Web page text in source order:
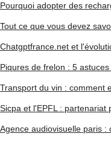
Pourquoi adopter des
Tout ce que vous devez
Chatgptfrance.net et
Piqures de frelon : 5
Transport du vin : comment
Sicpa et l'EPFL :
Agence audiovisuelle paris